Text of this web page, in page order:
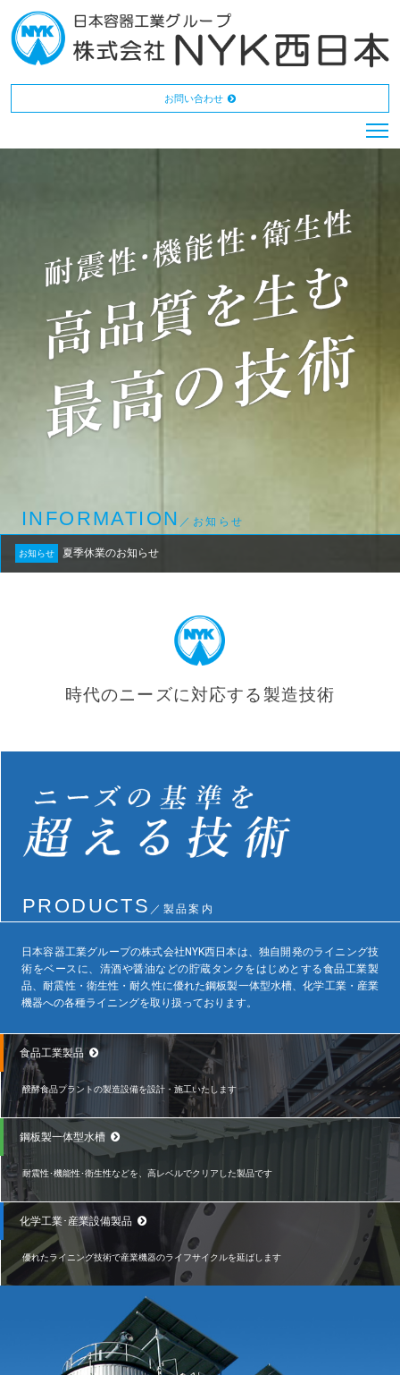
お問い合わせ
INFORMATION ／お知らせ
お知らせ 夏季休業のお知らせ
時代のニーズに対応する製造技術
PRODUCTS ／製品案内
日本容器工業グループの株式会社NYK西日本は、独自開発のライニング技
術をベースに、清酒や醤油などの貯蔵タンクをはじめとする食品工業製
品、耐震性・衛生性・耐久性に優れた鋼板製一体型水槽、化学工業・産業
機器への各種ライニングを取り扱っております。
食品工業製品
醗酵食品プラントの製造設備を設計・施工いたします
鋼板製一体型水槽
耐震性･機能性･衛生性などを、高レベルでクリアした製品です
化学工業･産業設備製品
優れたライニング技術で産業機器のライフサイクルを延ばします